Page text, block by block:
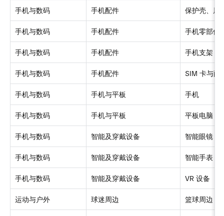
手机与数码 手机配件 保护壳、屏
手机与数码 手机配件 手机零部件
手机与数码 手机配件 手机支架
手机与数码 手机配件 SIM 卡与配
手机与数码 手机与平板 手机
手机与数码 手机与平板 平板电脑
手机与数码 智能及穿戴设备 智能眼镜
手机与数码 智能及穿戴设备 智能手表 &
手机与数码 智能及穿戴设备 VR 设备
运动与户外 球迷周边 篮球周边